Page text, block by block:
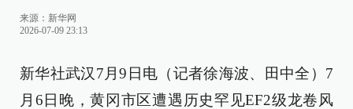
来源： 新华网
2026-07-09 23:13
新华社武汉7月9日电（记者徐海波、田中全）7
月6日晚，黄冈市区遭遇历史罕见EF2级龙卷风